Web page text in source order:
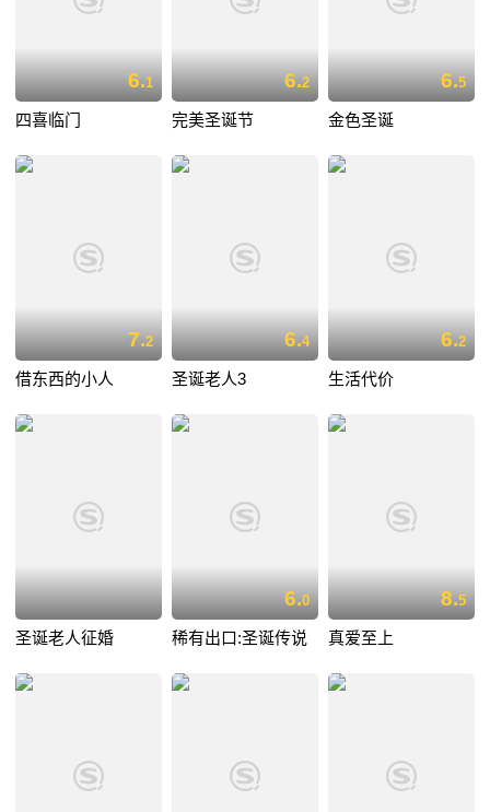
6.1
四喜临门
6.2
完美圣诞节
6.5
金色圣诞
7.2
借东西的小人
6.4
圣诞老人3
6.2
生活代价
圣诞老人征婚
6.0
稀有出口:圣诞传说
8.5
真爱至上